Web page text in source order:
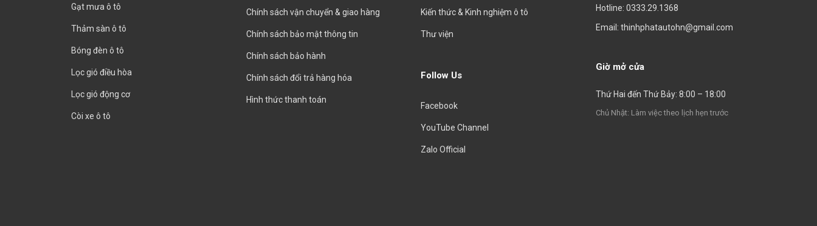
Gạt mưa ô tô
Thảm sàn ô tô
Bóng đèn ô tô
Lọc gió điều hòa
Lọc gió động cơ
Còi xe ô tô
Chính sách vận chuyển & giao hàng
Chính sách bảo mật thông tin
Chính sách bảo hành
Chính sách đổi trả hàng hóa
Hình thức thanh toán
Kiến thức & Kinh nghiệm ô tô
Thư viện
Follow Us
Facebook
YouTube Channel
Zalo Official
Hotline: 0333.29.1368
Email: thinhphatautohn@gmail.com
Giờ mở cửa
Thứ Hai đến Thứ Bảy: 8:00 – 18:00
Chủ Nhật: Làm việc theo lịch hẹn trước